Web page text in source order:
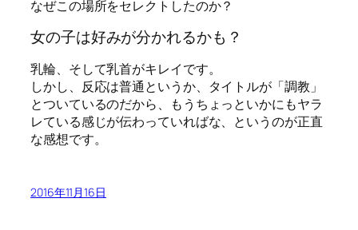
なぜこの場所をセレクトしたのか？
女の子は好みが分かれるかも？
乳輪、そして乳首がキレイです。
しかし、反応は普通というか、タイトルが「調教」
とついているのだから、もうちょっといかにもヤラ
レている感じが伝わっていればな、というのが正直
な感想です。
2016年11月16日